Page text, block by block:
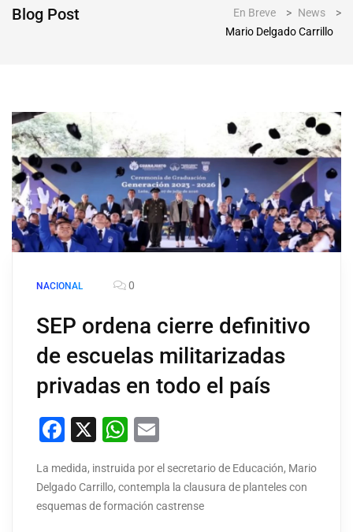
Blog Post En Breve > News
>
Mario Delgado Carrillo
NACIONAL 0
SEP ordena cierre definitivo
de escuelas militarizadas
privadas en todo el país
Facebook
X WhatsApp
La medida, instruida por el secretario de Educación, Mario
Delgado Carrillo, contempla la clausura de planteles con
esquemas de formación castrense